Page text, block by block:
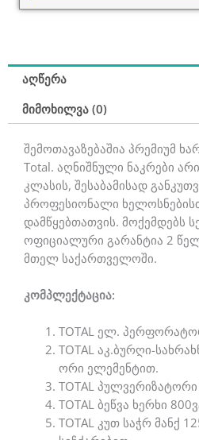
აღწერა
მიმოხილვა (0)
შემოთავაზებაშია პრემიუმ
Total. აღნიშნული ნაკრები
კლასის, შესაბამისად
პროფესიონალი
დამწყებთათვის. მოქემდებს
ოფიციალური გარანტია 2
მთელ საქართველოში.
კომპლექტაცია:
TOTAL ელ.
TOTAL აკ.ბურღი-
ორი ელემენტით.
TOTAL
TOTAL ბეწვა ხერხი
TOTAL კუთ საჭრ მანქ